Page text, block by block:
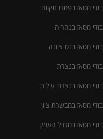
בודי מסאז בפתח תקווה
בודי מסאז בנהריה
בודי מסאז בנס ציונה
בודי מסאז בנצרת
בודי מסאז בנצרת עילית
בודי מסאז במבשרת ציון
בודי מסאז במגדל העמק